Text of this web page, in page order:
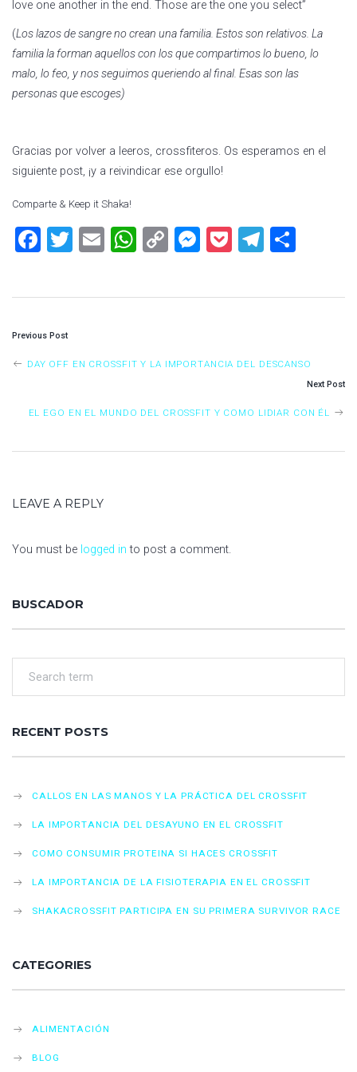
love one another in the end. Those are the one you select”
(Los lazos de sangre no crean una familia. Estos son relativos. La
familia la forman aquellos con los que compartimos lo bueno, lo
malo, lo feo, y nos seguimos queriendo al final. Esas son las
personas que escoges)
Gracias por volver a leeros, crossfiteros. Os esperamos en el
siguiente post, ¡y a reivindicar ese orgullo!
Comparte & Keep it Shaka!
F
ce
o
ok
T
tt
E
ai
W
at
p
C
p
nk
M
se
er
P
ck
T
e
m
ar
P
O
A
I
G
A
I
O
N
Previous Post
DAY OFF EN CROSSFIT Y LA IMPORTANCIA DEL DESCANSO
Next Post
EL EGO EN EL MUNDO DEL CROSSFIT Y COMO LIDIAR CON ÉL
LEAVE A REPLY
You must be logged in to post a comment.
BUSCADOR
RECENT POSTS
CALLOS EN LAS MANOS Y LA PRÁCTICA DEL CROSSFIT
LA IMPORTANCIA DEL DESAYUNO EN EL CROSSFIT
COMO CONSUMIR PROTEINA SI HACES CROSSFIT
LA IMPORTANCIA DE LA FISIOTERAPIA EN EL CROSSFIT
SHAKACROSSFIT PARTICIPA EN SU PRIMERA SURVIVOR RACE
CATEGORIES
ALIMENTACIÓN
BLOG